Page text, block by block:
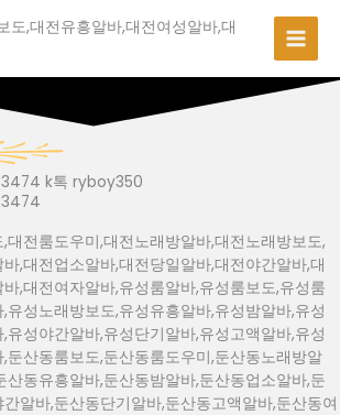
도,대전유흥알바,대전여성알바,대
k톡 ryboy350​
대전룸도우미,대전노래방알바,대전노래방보도,
,대전업소알바,대전당일알바,대전야간알바,대
,대전여자알바,유성룸알바,유성룸보도,유성룸
유성노래방보도,유성유흥알바,유성밤알바,유성
유성야간알바,유성단기알바,유성고액알바,유성
둔산동룸보도,둔산동룸도우미,둔산동노래방알
산동유흥알바,둔산동밤알바,둔산동업소알바,둔
알바,둔산동단기알바,둔산동고액알바,둔산동여